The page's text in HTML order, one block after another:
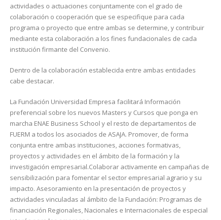
actividades o actuaciones conjuntamente con el grado de
colaboración o cooperación que se especifique para cada
programa o proyecto que entre ambas se determine, y contribuir
mediante esta colaboración a los fines fundacionales de cada
institución firmante del Convenio.
Dentro de la colaboración establecida entre ambas entidades
cabe destacar.
La Fundación Universidad Empresa facilitará Información
preferencial sobre los nuevos Masters y Cursos que ponga en
marcha ENAE Business School y el resto de departamentos de
FUERM a todos los asociados de ASAJA. Promover, de forma
conjunta entre ambas instituciones, acciones formativas,
proyectos y actividades en el ámbito de la formación y la
investigación empresarial.Colaborar activamente en campañas de
sensibilización para fomentar el sector empresarial agrario y su
impacto. Asesoramiento en la presentación de proyectos y
actividades vinculadas al ámbito de la Fundación: Programas de
financiación Regionales, Nacionales e Internacionales de especial